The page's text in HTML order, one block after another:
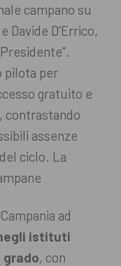
campano su
Davide D’Errico,
pilota per
gratuito e
contrastando
assenze
ciclo. La
ad
istituti
grado, con